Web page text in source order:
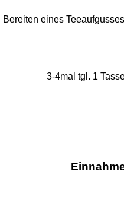
eines
3-4mal tgl. 1